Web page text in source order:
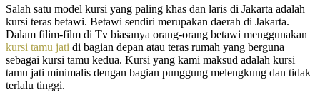
Salah satu model kursi yang paling khas dan laris di Jakarta adalah
kursi teras betawi. Betawi sendiri merupakan daerah di Jakarta.
Dalam filim-film di Tv biasanya orang-orang betawi menggunakan
kursi tamu jati di bagian depan atau teras rumah yang berguna
sebagai kursi tamu kedua. Kursi yang kami maksud adalah kursi
tamu jati minimalis dengan bagian punggung melengkung dan tidak
terlalu tinggi.